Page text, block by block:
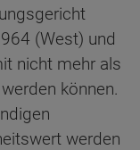
(West) und
nicht mehr als
können.
werden